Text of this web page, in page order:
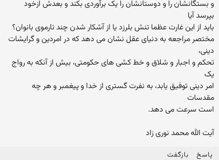
و بستگانشان را و دوستانشان را یک برآوردی بکند و بعدش ازخود
بپرسد آیا
باید از این غارت عظما تنش بلرزد یا از آشکار شدن چند تارموی بانوان؟
مختصر مراجعه به دنیای عقل نشان می دهد که در امردین و گرایشات
دینی،
تحکم و اجبار و شلاق و خط کشی های حکومتی، بیش از آنکه به رواج
یک
امر دینی توفیق یابد، به نفرت گستری از خدا و پیغمبر و هر چه
مقدسات
است سرعت می دهد.
آیت الله محمد نوری زاد
پاسخ بازگفت